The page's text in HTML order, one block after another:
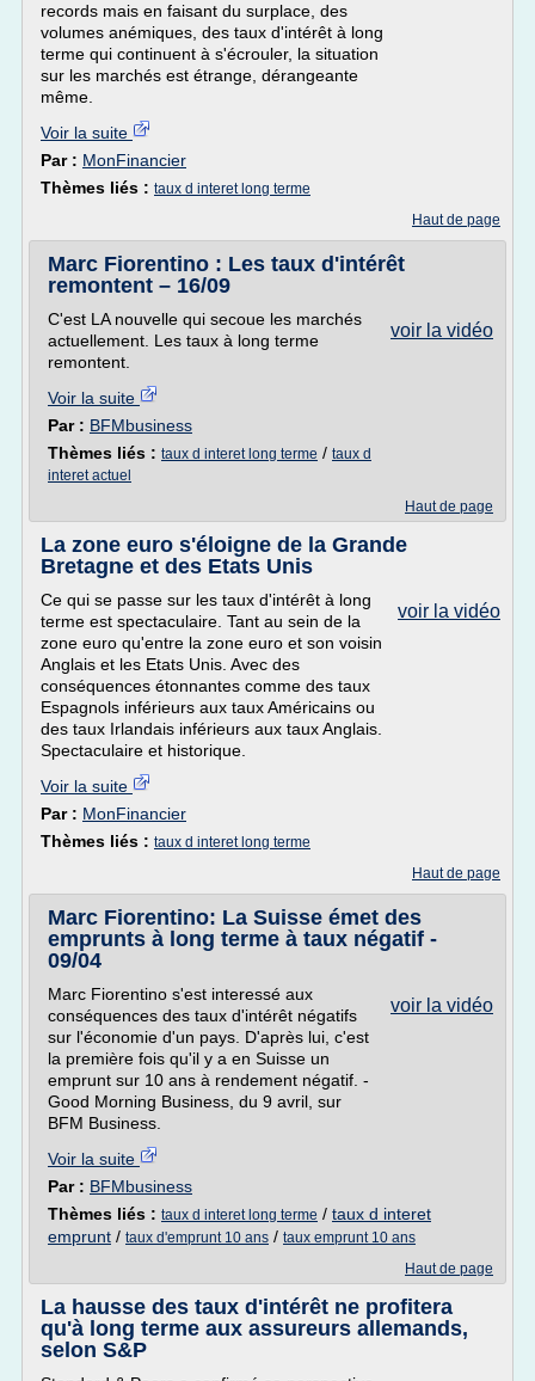
records mais en faisant du surplace, des
volumes anémiques, des taux d'intérêt à long
terme qui continuent à s'écrouler, la situation
sur les marchés est étrange, dérangeante
même.
Voir la suite
Par : MonFinancier
Thèmes liés : taux d interet long terme
Haut de page
Marc Fiorentino : Les taux d'intérêt
remontent – 16/09
voir la vidéo
C'est LA nouvelle qui secoue les marchés
actuellement. Les taux à long terme
remontent.
Voir la suite
Par : BFMbusiness
Thèmes liés : taux d interet long terme / taux d
interet actuel
Haut de page
La zone euro s'éloigne de la Grande
Bretagne et des Etats Unis
voir la vidéo
Ce qui se passe sur les taux d'intérêt à long
terme est spectaculaire. Tant au sein de la
zone euro qu'entre la zone euro et son voisin
Anglais et les Etats Unis. Avec des
conséquences étonnantes comme des taux
Espagnols inférieurs aux taux Américains ou
des taux Irlandais inférieurs aux taux Anglais.
Spectaculaire et historique.
Voir la suite
Par : MonFinancier
Thèmes liés : taux d interet long terme
Haut de page
Marc Fiorentino: La Suisse émet des
emprunts à long terme à taux négatif -
09/04
voir la vidéo
Marc Fiorentino s'est interessé aux
conséquences des taux d'intérêt négatifs
sur l'économie d'un pays. D'après lui, c'est
la première fois qu'il y a en Suisse un
emprunt sur 10 ans à rendement négatif. -
Good Morning Business, du 9 avril, sur
BFM Business.
Voir la suite
Par : BFMbusiness
Thèmes liés : taux d interet long terme / taux d interet
emprunt / taux d'emprunt 10 ans / taux emprunt 10 ans
Haut de page
La hausse des taux d'intérêt ne profitera
qu'à long terme aux assureurs allemands,
selon S&P